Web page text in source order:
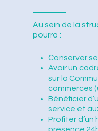
Au sein de la
pourra :
Conserver
Avoir un
sur la
commerces
Bénéficier
service et
Profiter
présence